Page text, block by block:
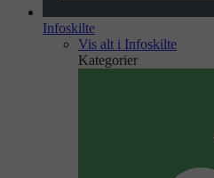
Infoskilte
Vis alt i Infoskilte
Kategorier